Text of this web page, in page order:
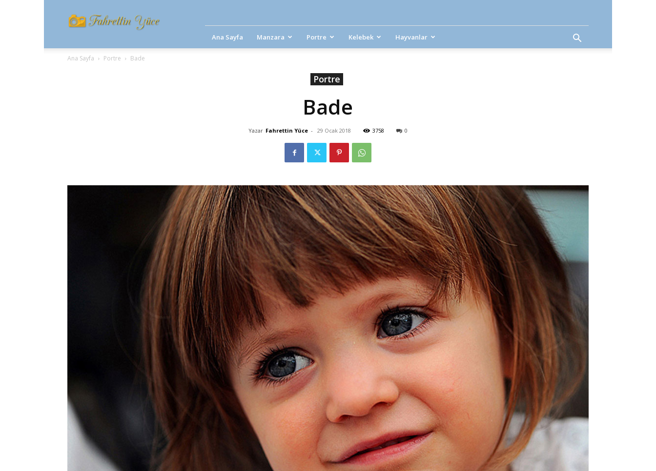
Ana Sayfa Manzara Portre Kelebek Hayvanlar
Ana Sayfa Portre Bade
Portre
Bade
Yazar Fahrettin Yüce - 29 Ocak 2018 3758 0